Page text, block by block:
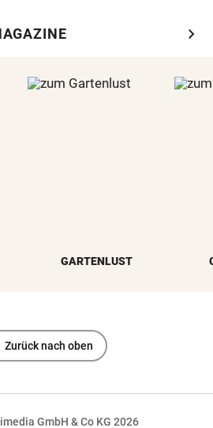
chevron_right
GARTENLUST
Zurück nach oben
GmbH & Co KG 2026